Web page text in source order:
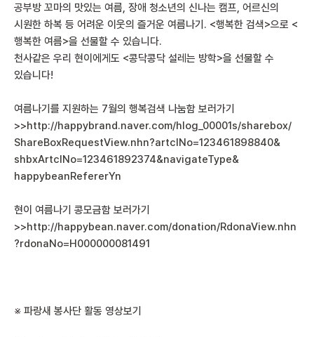
공부방 꼬마의 맛있는 여름, 장애 청소년의 신나는 캠프, 어르신의
시원한 하복 등 어려운 이웃의 즐거운 여름나기. <행복한 검색>으로 <
행복한 여름>을 선물할 수 있습니다.
천사같은 우리 현이에게도 <콩닥콩닥 설레는 방학>을 선물할 수
있습니다!
여름나기를 지원하는 7월의 행복검색 나눔함 보러가기
>>http://happybrand.naver.com/hlog_00001s/sharebox/
ShareBoxRequestView.nhn?artclNo=123461898840&
shbxArtclNo=123461892374&navigateType&
happybeanRefererYn
현이 여름나기 콩모금함 보러가기
>>http://happybean.naver.com/donation/RdonaView.nhn
?rdonaNo=H000000081491
※ 파랑새 봉사단 활동 영상보기